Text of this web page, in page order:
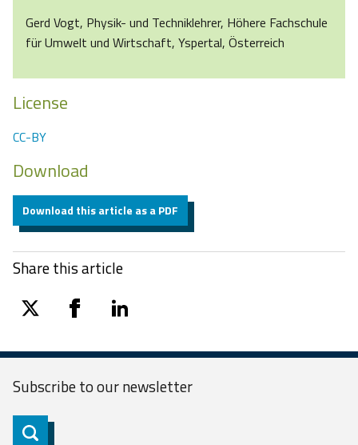
Gerd Vogt, Physik- und Techniklehrer, Höhere Fachschule
für Umwelt und Wirtschaft, Yspertal, Österreich
License
CC-BY
Download
Download this article as a PDF
Share this article
twitter facebooklinkedin
Subscribe to ournewsletter
Subscribe